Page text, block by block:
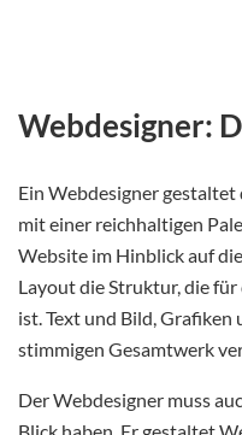
Webdesigner:
Ein Webdesigner
mit einer reichhaltigen
Website im Hinblick auf
Layout die Struktur, die
ist. Text und Bild, Grafiken
stimmigen Gesamtwerk
Der Webdesigner muss